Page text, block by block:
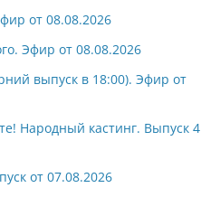
от 08.08.2026
Эфир от 08.08.2026
выпуск в 18:00). Эфир от
Народный кастинг. Выпуск 4
от 07.08.2026